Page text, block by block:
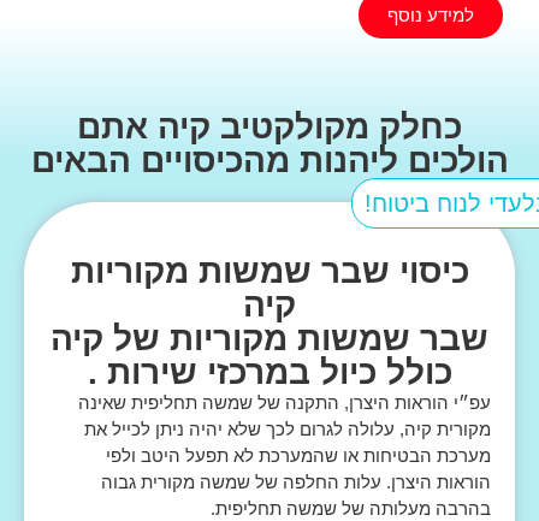
למידע נוסף
כחלק מקולקטיב קיה אתם
הולכים ליהנות מהכיסויים הבאים
לנוח ביטוח!
כיסוי שבר שמשות מקוריות
קיה
שבר שמשות מקוריות של קיה
כולל כיול במרכזי שירות .
עפ״י הוראות היצרן, התקנה של שמשה תחליפית שאינה
מקורית קיה, עלולה לגרום לכך שלא יהיה ניתן לכייל את
מערכת הבטיחות או שהמערכת לא תפעל היטב ולפי
הוראות היצרן. עלות החלפה של שמשה מקורית גבוה
בהרבה מעלותה של שמשה תחליפית.